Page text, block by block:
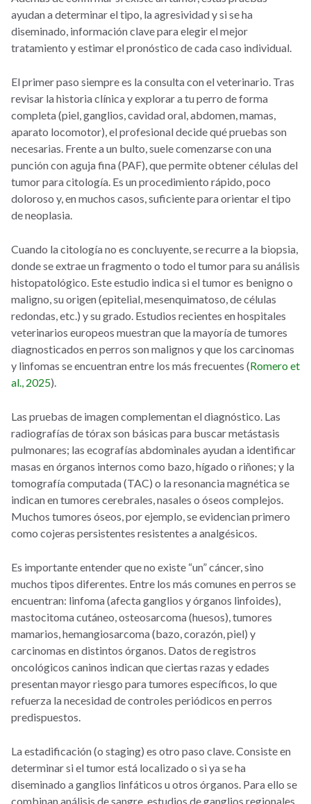
ayudan a determinar el tipo, la agresividad y si se ha
diseminado, información clave para elegir el mejor
tratamiento y estimar el pronóstico de cada caso individual.
El primer paso siempre es la consulta con el veterinario. Tras
revisar la historia clínica y explorar a tu perro de forma
completa (piel, ganglios, cavidad oral, abdomen, mamas,
aparato locomotor), el profesional decide qué pruebas son
necesarias. Frente a un bulto, suele comenzarse con una
punción con aguja fina (PAF), que permite obtener células del
tumor para citología. Es un procedimiento rápido, poco
doloroso y, en muchos casos, suficiente para orientar el tipo
de neoplasia.
Cuando la citología no es concluyente, se recurre a la biopsia,
donde se extrae un fragmento o todo el tumor para su análisis
histopatológico. Este estudio indica si el tumor es benigno o
maligno, su origen (epitelial, mesenquimatoso, de células
redondas, etc.) y su grado. Estudios recientes en hospitales
veterinarios europeos muestran que la mayoría de tumores
diagnosticados en perros son malignos y que los carcinomas
y linfomas se encuentran entre los más frecuentes (Romero et
al., 2025).
Las pruebas de imagen complementan el diagnóstico. Las
radiografías de tórax son básicas para buscar metástasis
pulmonares; las ecografías abdominales ayudan a identificar
masas en órganos internos como bazo, hígado o riñones; y la
tomografía computada (TAC) o la resonancia magnética se
indican en tumores cerebrales, nasales o óseos complejos.
Muchos tumores óseos, por ejemplo, se evidencian primero
como cojeras persistentes resistentes a analgésicos.
Es importante entender que no existe “un” cáncer, sino
muchos tipos diferentes. Entre los más comunes en perros se
encuentran: linfoma (afecta ganglios y órganos linfoides),
mastocitoma cutáneo, osteosarcoma (huesos), tumores
mamarios, hemangiosarcoma (bazo, corazón, piel) y
carcinomas en distintos órganos. Datos de registros
oncológicos caninos indican que ciertas razas y edades
presentan mayor riesgo para tumores específicos, lo que
refuerza la necesidad de controles periódicos en perros
predispuestos.
La estadificación (o staging) es otro paso clave. Consiste en
determinar si el tumor está localizado o si ya se ha
diseminado a ganglios linfáticos u otros órganos. Para ello se
combinan análisis de sangre, estudios de ganglios regionales,